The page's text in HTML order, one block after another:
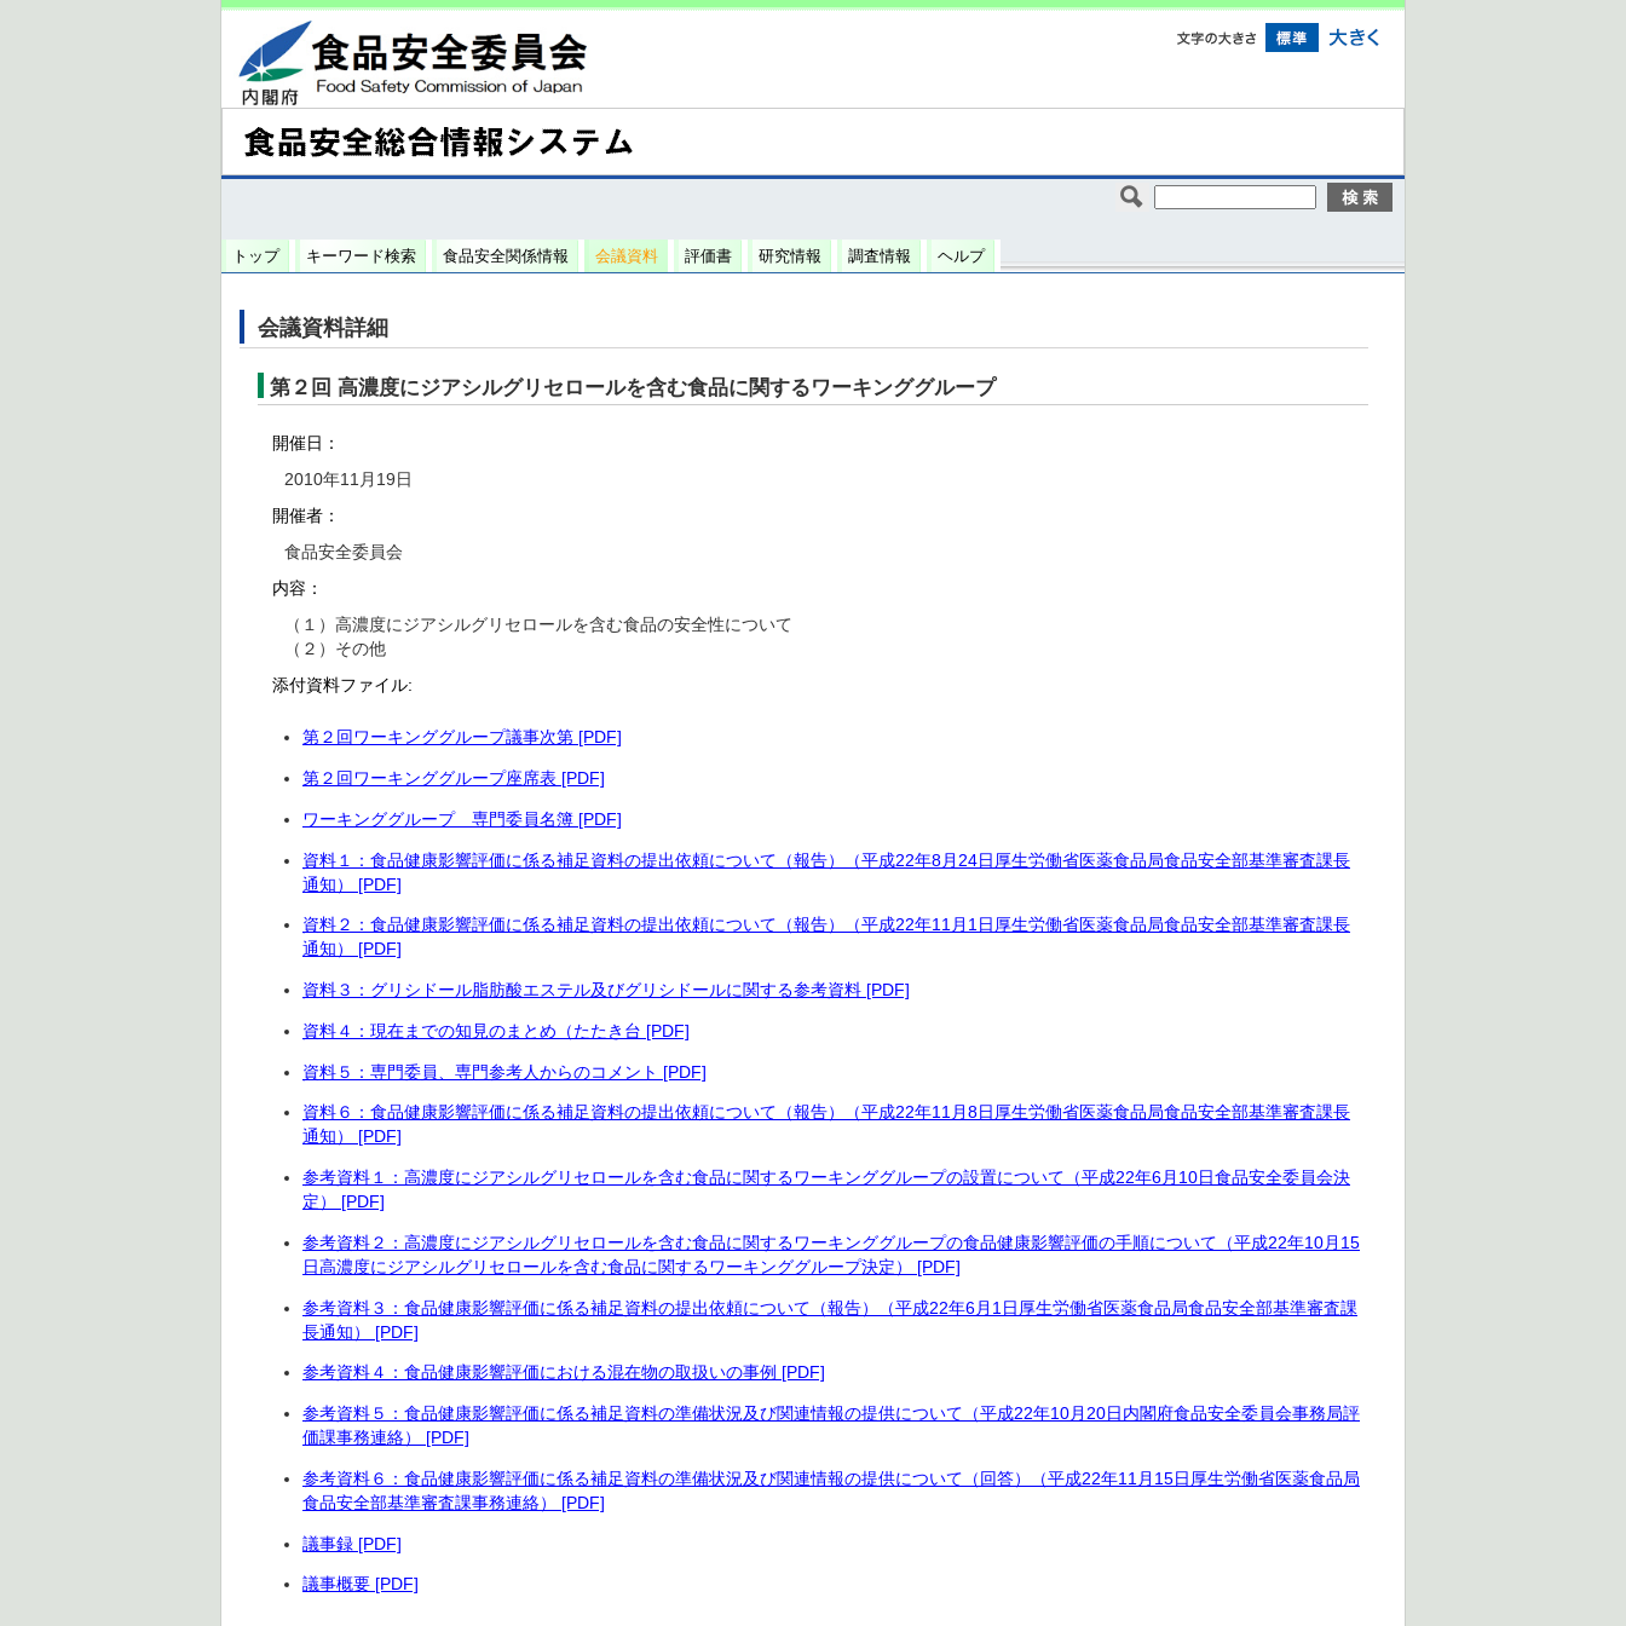
トップ キーワード検索 食品安全関係情報 会議資料 評価書 研究情報 調査情報 ヘルプ
会議資料詳細
第２回 高濃度にジアシルグリセロールを含む食品に関するワーキンググループ
開催日：
2010年11月19日
開催者：
食品安全委員会
内容：
（１）高濃度にジアシルグリセロールを含む食品の安全性について
（２）その他
添付資料ファイル:
第２回ワーキンググループ議事次第 [PDF]
第２回ワーキンググループ座席表 [PDF]
ワーキンググループ 専門委員名簿 [PDF]
資料１：食品健康影響評価に係る補足資料の提出依頼について（報告）（平成22年8月24日厚生労働省医薬食品局食品安全部基準審査課長
通知） [PDF]
資料２：食品健康影響評価に係る補足資料の提出依頼について（報告）（平成22年11月1日厚生労働省医薬食品局食品安全部基準審査課長
通知） [PDF]
資料３：グリシドール脂肪酸エステル及びグリシドールに関する参考資料 [PDF]
資料４：現在までの知見のまとめ（たたき台 [PDF]
資料５：専門委員、専門参考人からのコメント [PDF]
資料６：食品健康影響評価に係る補足資料の提出依頼について（報告）（平成22年11月8日厚生労働省医薬食品局食品安全部基準審査課長
通知） [PDF]
参考資料１：高濃度にジアシルグリセロールを含む食品に関するワーキンググループの設置について（平成22年6月10日食品安全委員会決
定） [PDF]
参考資料２：高濃度にジアシルグリセロールを含む食品に関するワーキンググループの食品健康影響評価の手順について（平成22年10月15
日高濃度にジアシルグリセロールを含む食品に関するワーキンググループ決定） [PDF]
参考資料３：食品健康影響評価に係る補足資料の提出依頼について（報告）（平成22年6月1日厚生労働省医薬食品局食品安全部基準審査課
長通知） [PDF]
参考資料４：食品健康影響評価における混在物の取扱いの事例 [PDF]
参考資料５：食品健康影響評価に係る補足資料の準備状況及び関連情報の提供について（平成22年10月20日内閣府食品安全委員会事務局評
価課事務連絡） [PDF]
参考資料６：食品健康影響評価に係る補足資料の準備状況及び関連情報の提供について（回答）（平成22年11月15日厚生労働省医薬食品局
食品安全部基準審査課事務連絡） [PDF]
議事録 [PDF]
議事概要 [PDF]